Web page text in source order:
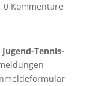
0 Kommentare
Jugend-Tennis-